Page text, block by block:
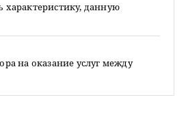
данную
на оказание услуг между